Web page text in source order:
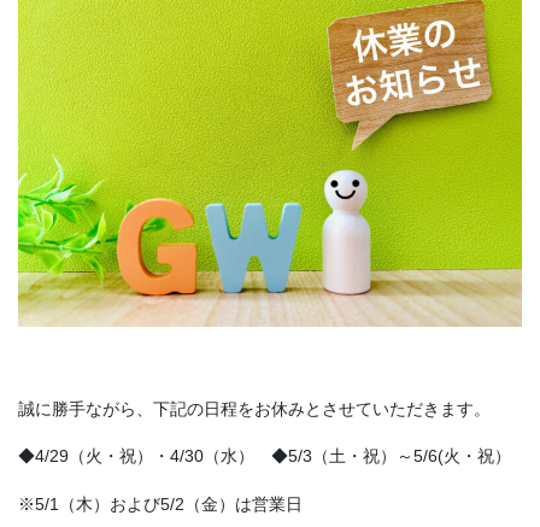
誠に勝手ながら、下記の日程をお休みとさせていただきます。
◆4/29（火・祝）・4/30（水） ◆5/3（土・祝）～5/6(火・祝）
※5/1（木）および5/2（金）は営業日